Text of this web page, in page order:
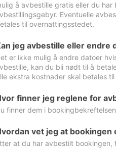
å avbestille gratis eller du
Eventuelle
til overnattingsstedet.
jeg avbestille eller endre
er ikke mulig å endre datoer
kan du bli nødt til å
ekstra kostnader skal betales
finner jeg reglene for
finner dem i
vet jeg at bookingen
at du har avbestilt